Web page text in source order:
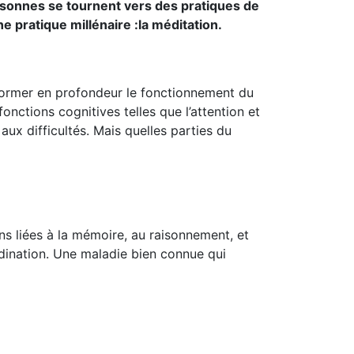
se tournent vers des pratiques de
pratique millénaire :la méditation.
en profondeur le fonctionnement du
cognitives telles que l’attention et
difficultés. Mais quelles parties du
liées à la mémoire, au raisonnement, et
Une maladie bien connue qui